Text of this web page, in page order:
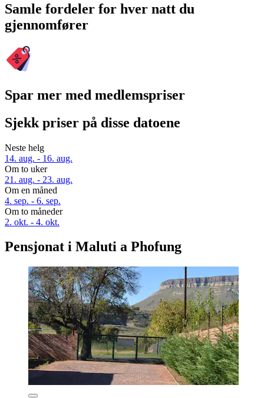
Samle fordeler for hver natt du
gjennomfører
Spar mer med medlemspriser
Sjekk priser på disse datoene
Neste helg
14. aug. - 16. aug.
Om to uker
21. aug. - 23. aug.
Om en måned
4. sep. - 6. sep.
Om to måneder
2. okt. - 4. okt.
Pensjonat i Maluti a Phofung